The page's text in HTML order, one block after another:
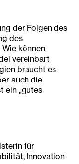
der Folgen des
des
können
vereinbart
braucht es
auch die
ein „gutes
für
Innovation